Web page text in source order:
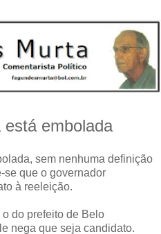
embolada
sem nenhuma definição
se que o governador
à reeleição.
do prefeito de Belo
nega que seja candidato.